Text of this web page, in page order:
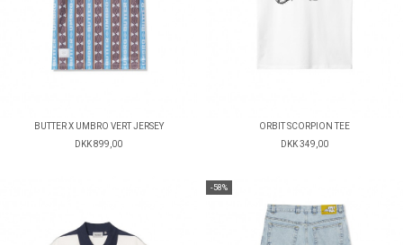
BUTTER X UMBRO VERT JERSEY
DKK 899,00
ORBIT SCORPION TEE
DKK 349,00
-58%